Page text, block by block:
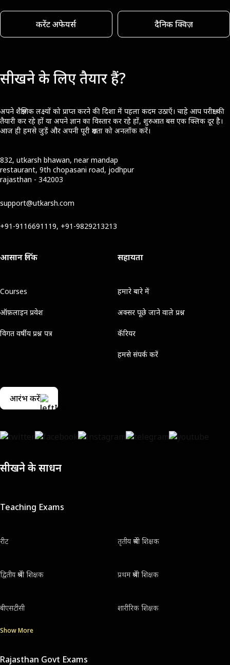
करेंट अफेयर्स दैनिक क्विज़
सीखने के लिए तैयार हैं?
अपने शैक्षणिक लक्ष्यों को प्राप्त करने की दिशा में पहला कदम उठाएँ। चाहे आप परीक्षा की
तैयारी कर रहे हों या अपने ज्ञान का विस्तार कर रहे हों, शुरुआत बस एक क्लिक दूर है।
आज ही हमसे जुड़ें और अपनी पूरी क्षमता को अनलॉक करें।
832, utkarsh bhawan, near mandap
restaurant, 9th chopasani road, jodhpur
rajasthan - 342003
support@utkarsh.com
+91-9116691119, +91-9829213213
आसान लिंक
Courses
ऑफ़लाइन प्रवेश
विगत वर्षीय प्रश्न पत्र
सहायता
हमारे बारे में
अक्सर पूछे जाने वाले प्रश्न
कॅरियर
हमसे संपर्क करें
आरंभ करें
सीखने के साधन
Teaching Exams
रीट तृतीय श्रेणी शिक्षक
द्वितीय श्रेणी शिक्षक प्रथम श्रेणी शिक्षक
बीएसटीसी शारीरिक शिक्षक
Show More
Rajasthan Govt Exams